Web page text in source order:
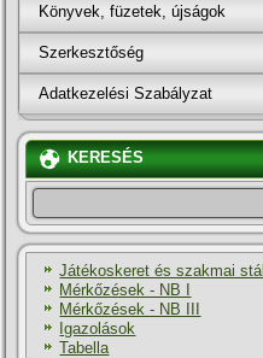
Könyvek, füzetek, újságok
Szerkesztőség
Adatkezelési Szabályzat
KERESÉS
Játékoskeret és szakmai
Mérkőzések - NB I
Mérkőzések - NB III
Igazolások
Tabella